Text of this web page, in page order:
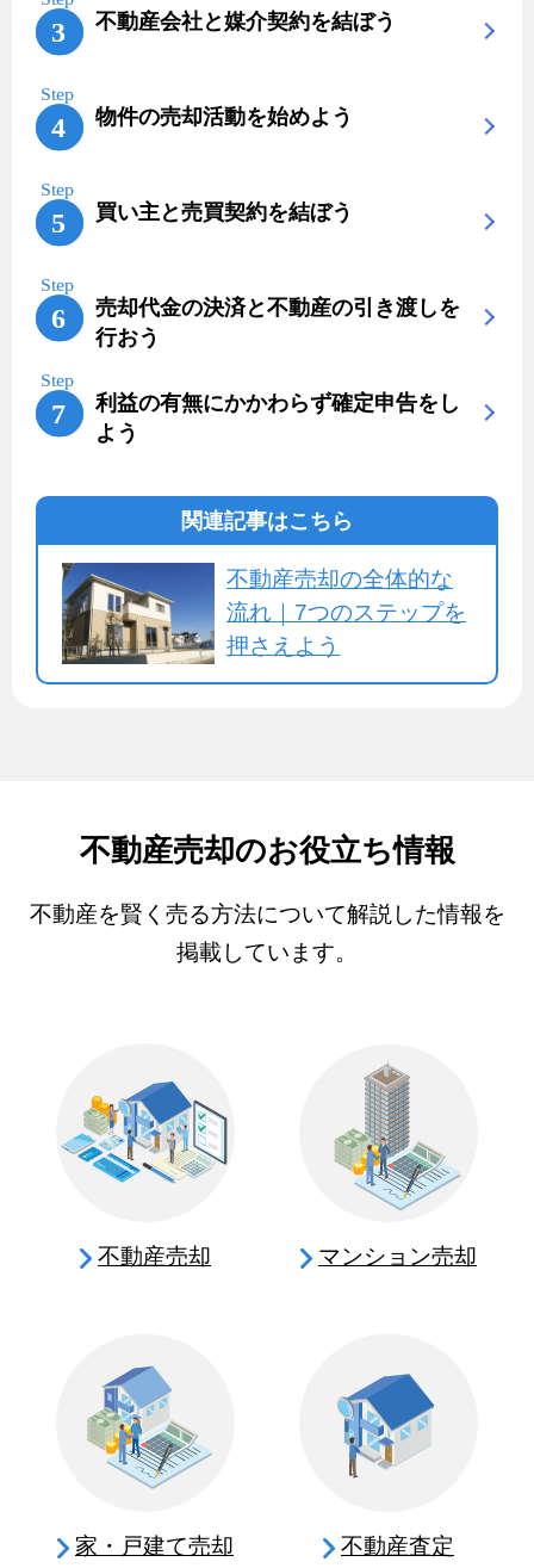
不動産会社と媒介契約を結ぼう
物件の売却活動を始めよう
買い主と売買契約を結ぼう
売却代金の決済と不動産の引き渡しを
行おう
利益の有無にかかわらず確定申告をし
よう
関連記事はこちら
不動産売却の全体的な
流れ｜7つのステップを
押さえよう
不動産売却のお役立ち情報
不動産を賢く売る方法について解説した情報を
掲載しています。
不動産売却 マンション売却
家・戸建て売却 不動産査定